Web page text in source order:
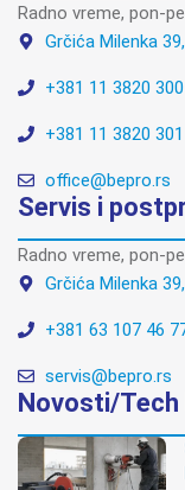
Radno vreme, pon-
Grčića Milenka
+381 11 3820 300
+381 11 3820 301
office@bepro.rs
Servis i
Radno vreme, pon-
Grčića Milenka
+381 63 107 46
servis@bepro.rs
Novosti/Tech